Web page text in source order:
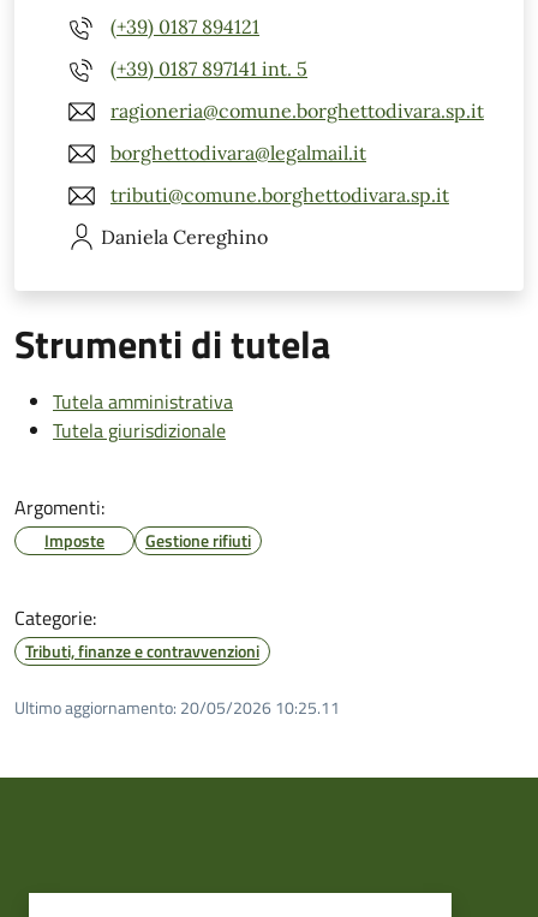
(+39) 0187 894121
(+39) 0187 897141 int. 5
ragioneria@comune.borghettodivara.sp.it
borghettodivara@legalmail.it
tributi@comune.borghettodivara.sp.it
Daniela Cereghino
Strumenti di tutela
Tutela amministrativa
Tutela giurisdizionale
Argomenti:
Imposte Gestione rifiuti
Categorie:
Tributi, finanze e contravvenzioni
Ultimo aggiornamento: 20/05/2026 10:25.11